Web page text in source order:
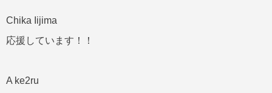
Chika Iijima
応援しています！！
A ke2ru